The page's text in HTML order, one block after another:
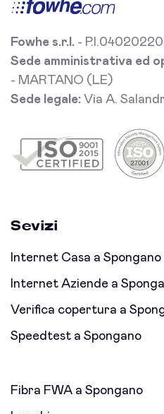
Fowhe s.r.l. -
Sede amministrativa ed
- MARTANO (LE)
Sede legale: Via A.
Sevizi
Internet Casa a Spongano
Internet Aziende a
Verifica copertura a
Speedtest a Spongano
Fibra FWA a Spongano